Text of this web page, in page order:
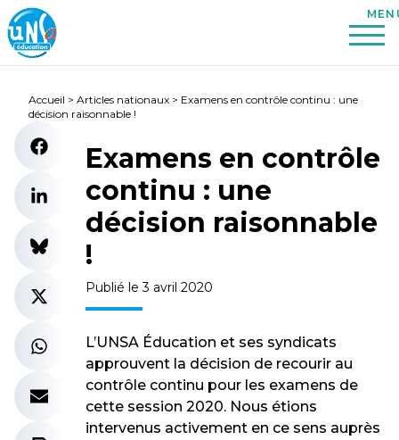
Accueil > Articles nationaux > Examens en contrôle continu : une
décision raisonnable !
Examens en contrôle
continu : une
décision raisonnable
!
Publié le 3 avril 2020
L’UNSA Éducation et ses syndicats
approuvent la décision de recourir au
contrôle continu pour les examens de
cette session 2020. Nous étions
intervenus activement en ce sens auprès